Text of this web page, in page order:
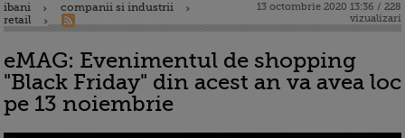
ibani
companii si industrii
retail
13 octombrie 2020 13:36 / 228
vizualizari
eMAG: Evenimentul de shopping
"Black Friday" din acest an va avea loc
pe 13 noiembrie